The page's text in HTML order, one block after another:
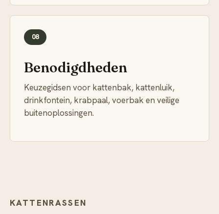
08
Benodigdheden
Keuzegidsen voor kattenbak, kattenluik,
drinkfontein, krabpaal, voerbak en veilige
buitenoplossingen.
KATTENRASSEN